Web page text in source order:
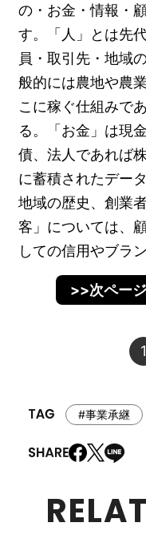
の・お金・情報・
す。「人」とは先
員・取引先・地域
般的には農地や農
こに稼ぐ仕組みで
る。「お金」は現
債、法人であれば
に蓄積されたデー
地域の歴史、創業
客」については、
しての信用やブラ
>>次ペー
1
#事業承継